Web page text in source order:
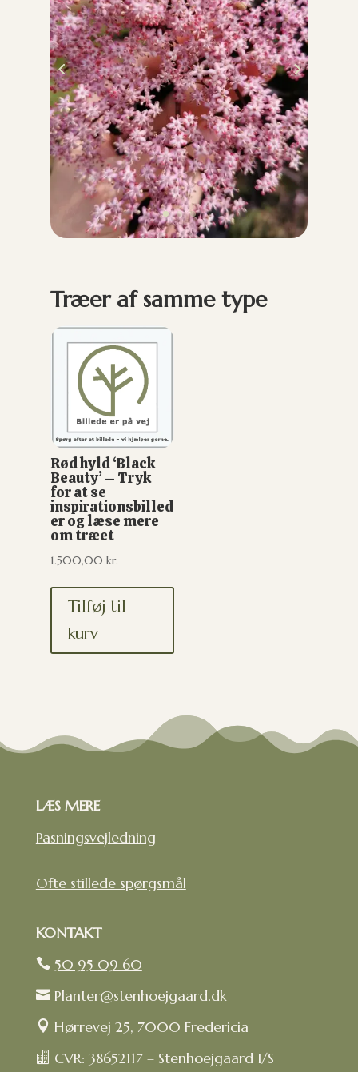
Træer af samme type
Rød hyld ‘Black
Beauty’ – Tryk
for at se
inspirationsbilled
er og læse mere
om træet
1.500,00 kr.
Tilføj til
kurv
LÆS MERE
Pasningsvejledning
Ofte stillede spørgsmål
KONTAKT
 50 95 09 60
 Planter@stenhoejgaard.dk
 Hørrevej 25, 7000 Fredericia
 CVR: 38652117 – Stenhoejgaard I/S